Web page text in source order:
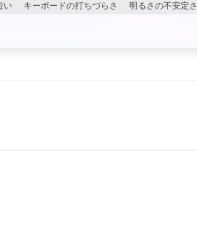
い キーボードの打ちづらさ 明るさの不安定さ